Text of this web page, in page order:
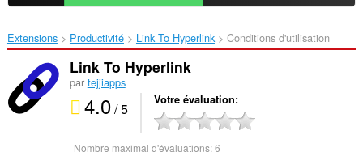
Extensions Productivité Link To Hyperlink‎ Conditions d'utilisation
Link To Hyperlink
par tejjiapps
4.0/ 5 Votre évaluation
Nombre maximal d'évaluations:6